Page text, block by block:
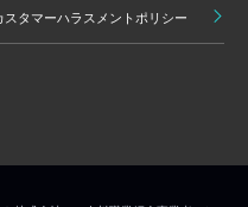
スタマーハラスメントポリシー